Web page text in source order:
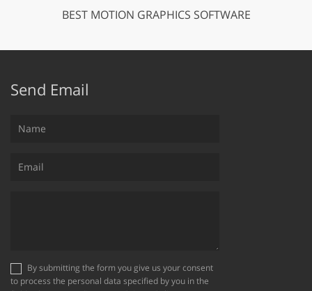
BEST MOTION GRAPHICS SOFTWARE
Send Email
to process the personal data specified by you in the